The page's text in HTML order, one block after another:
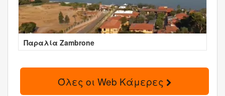
Παραλία Zambrone
Όλες οι Web Κάμερες